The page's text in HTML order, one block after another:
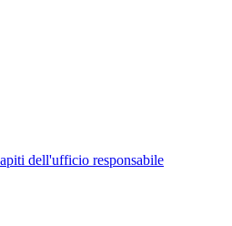
dell'ufficio responsabile